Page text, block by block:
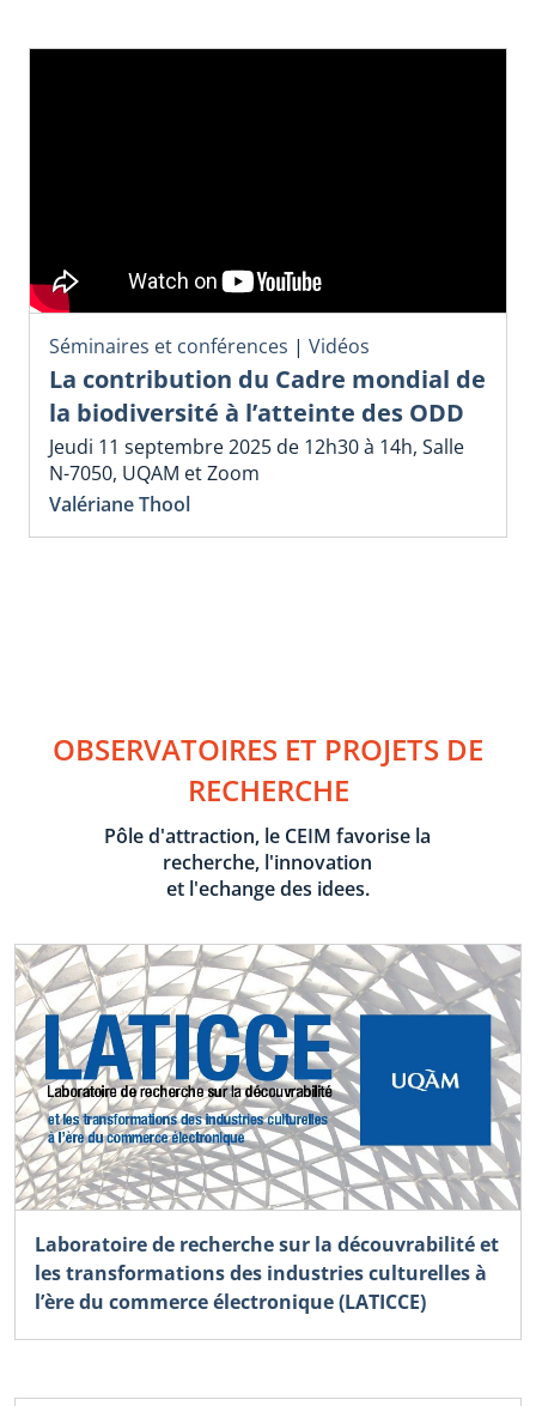
Séminaires et conférences | Vidéos
La contribution du Cadre mondial de
la biodiversité à l’atteinte des ODD
Jeudi 11 septembre 2025 de 12h30 à 14h, Salle
N-7050, UQAM et Zoom
Valériane Thool
OBSERVATOIRES ET PROJETS DE
RECHERCHE
Pôle d'attraction, le CEIM favorise la
recherche, l'innovation
et l'echange des idees.
Laboratoire de recherche sur la découvrabilité et
les transformations des industries culturelles à
l’ère du commerce électronique (LATICCE)